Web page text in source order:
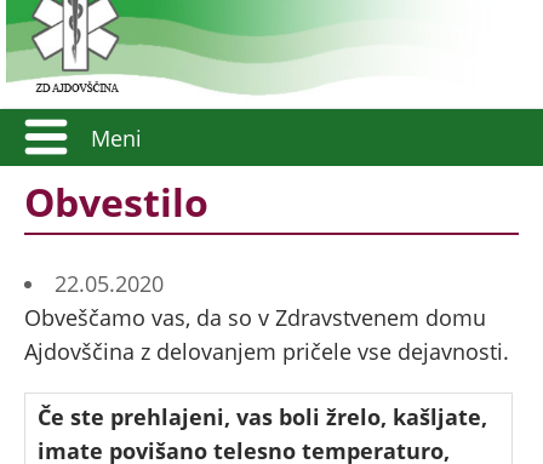
Meni
Obvestilo
22.05.2020
Obveščamo vas, da so v Zdravstvenem domu
Ajdovščina z delovanjem pričele vse dejavnosti.
Če ste prehlajeni, vas boli žrelo, kašljate,
imate povišano telesno temperaturo,